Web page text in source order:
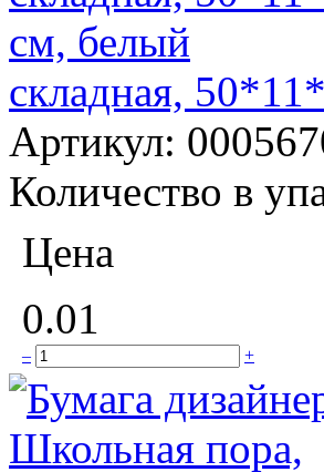
складная,
Артикул:
Количество в
Цена
0.01
– +